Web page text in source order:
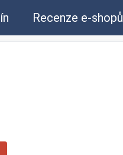
Recenze e-shopů